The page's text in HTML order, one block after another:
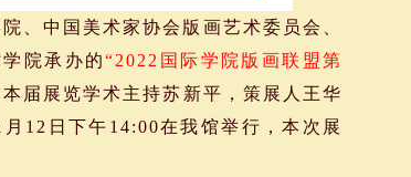
、中国美术家协会版画艺术委员会、
院承办的“2022国际学院版画联盟第
本届展览学术主持苏新平，策展人王华
12日下午14:00在我馆举行，本次展